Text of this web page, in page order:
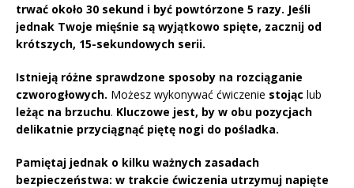
trwać około 30 sekund i być powtórzone 5 razy. Jeśli
jednak Twoje mięśnie są wyjątkowo spięte, zacznij od
krótszych, 15-sekundowych serii.
Istnieją różne sprawdzone sposoby na rozciąganie
czworogłowych. Możesz wykonywać ćwiczenie stojąc lub
leżąc na brzuchu. Kluczowe jest, by w obu pozycjach
delikatnie przyciągnąć piętę nogi do pośladka.
Pamiętaj jednak o kilku ważnych zasadach
bezpieczeństwa: w trakcie ćwiczenia utrzymuj napięte